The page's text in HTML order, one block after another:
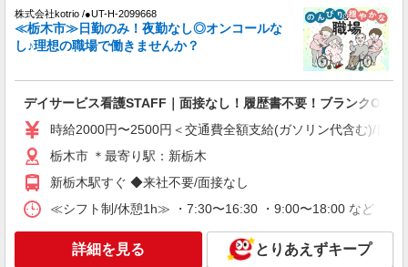
派遣社員
株式会社kotrio /●UT-H-1811625
≪栃木市≫16時帰宅もOK♪病院で補助だけの
時給1500円〜2125円 ＜日払い有/週払い有/交
通費全支給(ガソリン代含む)＞
栃木市
キープ
派遣社員
栃木市▼デイサービスの看護師▼ラクラク業務
株式会社kotrio /●UT-H-2099668
≪栃木市≫日勤のみ！夜勤なし◎オンコールな
し♪理想の職場で働きませんか？
デイサービス看護STAFF｜面接なし！履歴書不要！ブランクOK◎
時給2000円〜2500円＜交通費全額支給(ガソリン代含む)/日払
栃木市 ＊最寄り駅：新栃木
新栃木駅すぐ ◆来社不要/面接なし
≪シフト制/休憩1h≫ ・7:30〜16:30 ・9:00〜18:00 など ※残
詳細を見る とりあえずキープ